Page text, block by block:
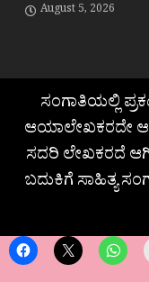
August 5, 2026
ಸಂಗಾತಿಯಲ್ಲಿ
ಆಯಾಲೇಖಕರದೇ
ಸದರಿ ಲೇಖಕರದೆ
ಬದುಕಿಗೆ ಸಾಹಿತ್ಯ